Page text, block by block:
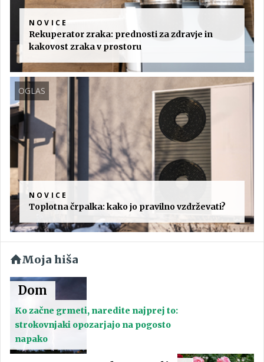
NOVICE
Rekuperator zraka: prednosti za zdravje in
kakovost zraka v prostoru
OGLAS
NOVICE
Toplotna črpalka: kako jo pravilno vzdrževati?
Moja hiša
Dom
Ko začne grmeti, naredite najprej to:
strokovnjaki opozarjajo na pogosto
napako